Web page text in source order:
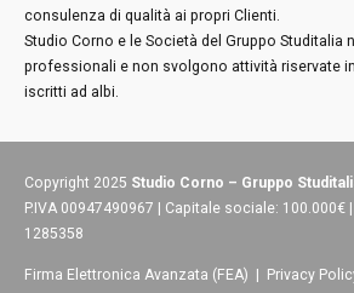
consulenza di qualità ai propri Clienti.
Studio Corno e le Società del Gruppo Studitalia
professionali e non svolgono attività riservate
iscritti ad albi.
Copyright 2025 Studio Corno – Gruppo
P.IVA 00947490967 | Capitale sociale: 100.000€
1285358
Firma Elettronica Avanzata (FEA) | Privacy